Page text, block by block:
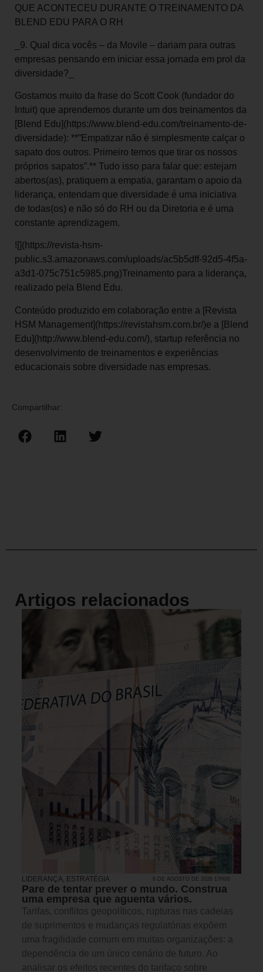
QUE ACONTECEU DURANTE O TREINAMENTO DA
BLEND EDU PARA O RH
_9. Qual dica vocês – da Movile – dariam para outras
empresas pensando em iniciar essa jornada em prol da
diversidade?_
Gostamos muito da frase do Scott Cook (fundador do
Intuit) que aprendemos durante um dos treinamentos da
[Blend Edu](https://www.blend-edu.com/treinamento-de-
diversidade): **”Empatizar não é simplesmente calçar o
sapato dos outros. Primeiro temos que tirar os nossos
próprios sapatos”.** Tudo isso para falar que: estejam
abertos(as), pratiquem a empatia, garantam o apoio da
liderança, entendam que diversidade é uma iniciativa
de todas(os) e não só do RH ou da Diretoria e é uma
constante aprendizagem.
![](https://revista-hsm-
public.s3.amazonaws.com/uploads/ac5b5dff-92d5-4f5a-
a3d1-075c751c5985.png)Treinamento para a liderança,
realizado pela Blend Edu.
Conteúdo produzido em colaboração entre a [Revista
HSM Management](https://revistahsm.com.br/)e a [Blend
Edu](http://www.blend-edu.com/), startup referência no
desenvolvimento de treinamentos e experiências
educacionais sobre diversidade nas empresas.
Compartilhar:
Artigos relacionados
LIDERANÇA, ESTRATÉGIA 6 DE AGOSTO DE 2026 17H00
Pare de tentar prever o mundo. Construa
uma empresa que aguenta vários.
Tarifas, conflitos geopolíticos, rupturas nas cadeias
de suprimentos e mudanças regulatórias expõem
uma fragilidade comum em muitas organizações: a
dependência de um único cenário de futuro. Ao
analisar os efeitos recentes do tarifaço sobre